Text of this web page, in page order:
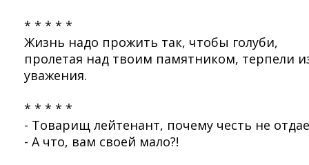
* * * * *
Жизнь надо прожить так, чтобы голуби,
пролетая над твоим памятником, терпели
уважения.
* * * * *
- Товарищ лейтенант, почему честь не
- А что, вам своей мало?!